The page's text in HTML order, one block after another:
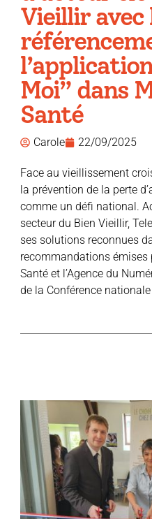
Vieillir avec
Moi” dans
Santé
Carole 22/09/2025
Face au vieillissement
la prévention de la perte
comme un défi national.
secteur du Bien Vieillir,
ses solutions reconnues
recommandations émises
Santé et l’Agence du
de la Conférence nationale